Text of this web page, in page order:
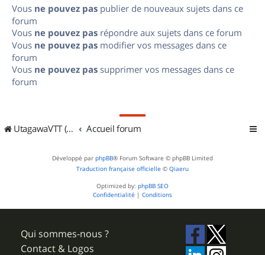
Vous ne pouvez pas publier de nouveaux sujets dans ce
forum
Vous ne pouvez pas répondre aux sujets dans ce forum
Vous ne pouvez pas modifier vos messages dans ce
forum
Vous ne pouvez pas supprimer vos messages dans ce
forum
UtagawaVTT (Randos VTT et VTTAE avec traces GPS) Accueil forum
Développé par phpBB® Forum Software © phpBB Limited
Traduction française officielle © Qiaeru
Optimized by: phpBB SEO
Confidentialité | Conditions
Qui sommes-nous ?
Contact & Logos